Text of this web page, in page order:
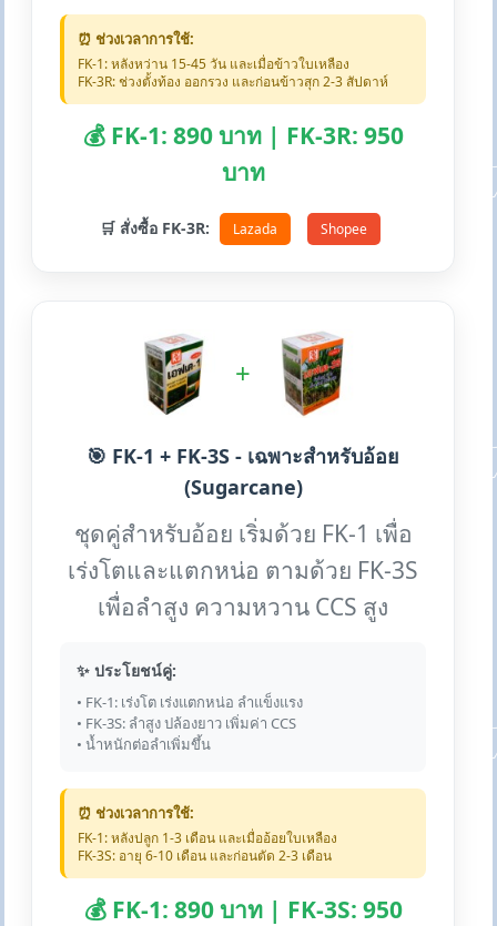
⏰ ช่วงเวลาการใช้:
FK-1: หลังหว่าน 15-45 วัน และเมื่อข้าวใบเหลือง
FK-3R: ช่วงตั้งท้อง ออกรวง และก่อนข้าวสุก 2-3 สัปดาห์
💰 FK-1: 890 บาท | FK-3R: 950
บาท
🛒 สั่งซื้อ FK-3R: Lazada Shopee
+
🎯 FK-1 + FK-3S - เฉพาะสำหรับอ้อย
(Sugarcane)
ชุดคู่สำหรับอ้อย เริ่มด้วย FK-1 เพื่อ
เร่งโตและแตกหน่อ ตามด้วย FK-3S
เพื่อลำสูง ความหวาน CCS สูง
✨ ประโยชน์คู่:
• FK-1: เร่งโต เร่งแตกหน่อ ลำแข็งแรง
• FK-3S: ลำสูง ปล้องยาว เพิ่มค่า CCS
• น้ำหนักต่อลำเพิ่มขึ้น
⏰ ช่วงเวลาการใช้:
FK-1: หลังปลูก 1-3 เดือน และเมื่ออ้อยใบเหลือง
FK-3S: อายุ 6-10 เดือน และก่อนตัด 2-3 เดือน
💰 FK-1: 890 บาท | FK-3S: 950